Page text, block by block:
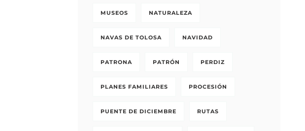
MUSEOS NATURALEZA
NAVAS DE TOLOSA NAVIDAD
PATRONA PATRÓN PERDIZ
PLANES FAMILIARES PROCESIÓN
PUENTE DE DICIEMBRE RUTAS